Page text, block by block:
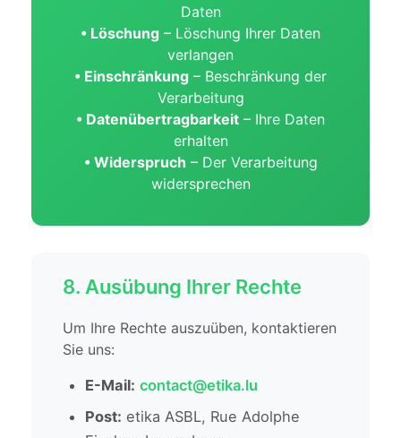
Daten
• Löschung – Löschung Ihrer Daten
verlangen
• Einschränkung – Beschränkung der
Verarbeitung
• Datenübertragbarkeit – Ihre Daten
erhalten
• Widerspruch – Der Verarbeitung
widersprechen
8. Ausübung Ihrer Rechte
Um Ihre Rechte auszuüben, kontaktieren
Sie uns:
E-Mail: contact@etika.lu
Post: etika ASBL, Rue Adolphe